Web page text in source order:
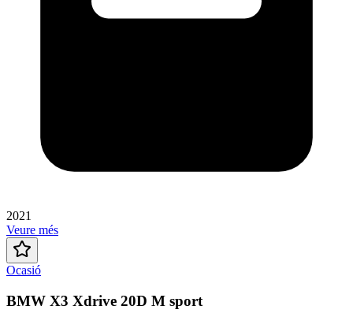
2021
Veure més
Ocasió
BMW X3 Xdrive 20D M sport